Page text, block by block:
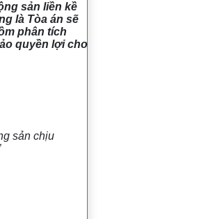
sản liền kề
là Tòa án sẽ
phân tích
quyền lợi cho
sản chịu